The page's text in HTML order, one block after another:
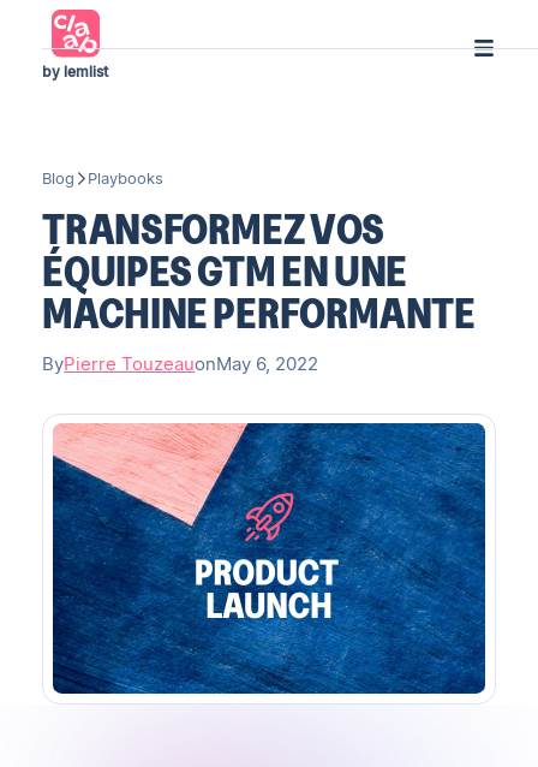
by lemlist
Blog Playbooks
TRANSFORMEZ VOS
ÉQUIPES GTM EN UNE
MACHINE PERFORMANTE
ByPierre TouzeauonMay 6, 2022